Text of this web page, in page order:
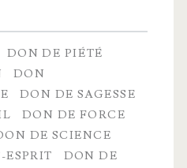
DON DE PIÉTÉ
DON
DON DE SAGESSE
DON DE FORCE
DE SCIENCE
DON DE